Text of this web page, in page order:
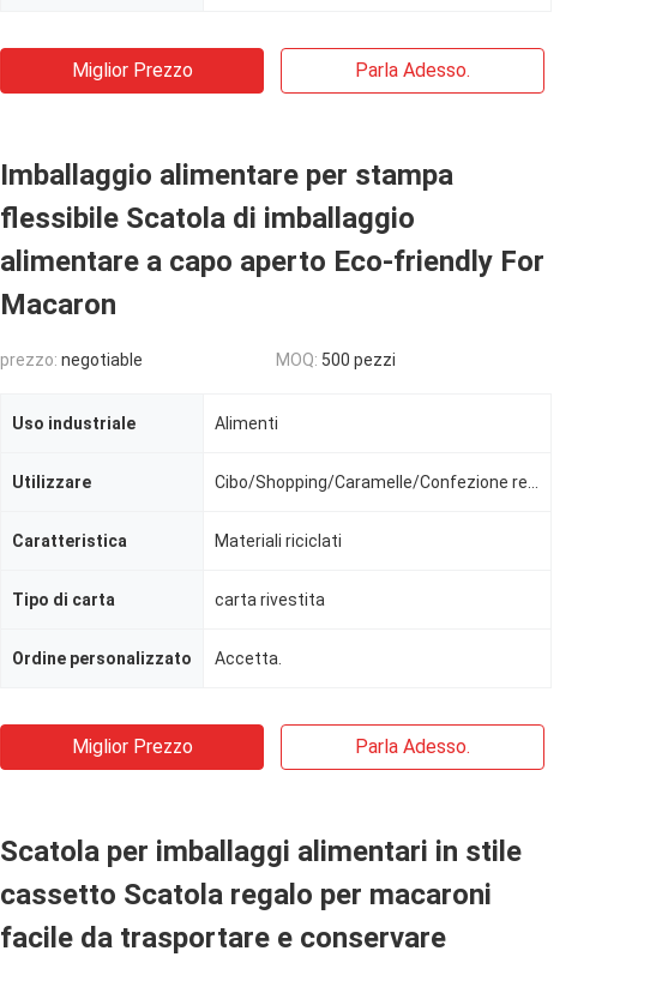
Miglior Prezzo Parla Adesso.
Imballaggio alimentare per stampa
flessibile Scatola di imballaggio
alimentare a capo aperto Eco-friendly For
Macaron
prezzo: negotiable MOQ: 500 pezzi
Uso industriale Alimenti
Utilizzare
Caratteristica Materiali riciclati
Tipo di carta carta rivestita
Ordine personalizzato Accetta.
Miglior Prezzo Parla Adesso.
Scatola per imballaggi alimentari in stile
cassetto Scatola regalo per macaroni
facile da trasportare e conservare